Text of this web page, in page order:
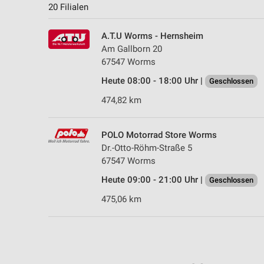
20 Filialen
A.T.U Worms - Hernsheim
Am Gallborn 20
67547 Worms
Heute 08:00 - 18:00 Uhr |
Geschlossen
474,82 km
POLO Motorrad Store Worms
Dr.-Otto-Röhm-Straße 5
67547 Worms
Heute 09:00 - 21:00 Uhr |
Geschlossen
475,06 km